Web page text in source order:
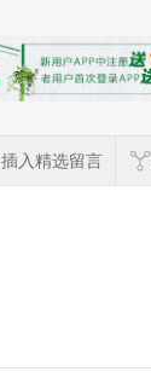
插入精选留言